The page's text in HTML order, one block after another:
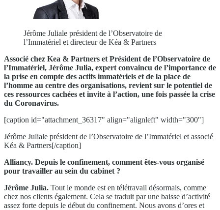
Jérôme Juliale président de l’Observatoire de
l’Immatériel et directeur de Kéa & Partners
Associé chez Kea & Partners et Président de l’Observatoire de
l’Immatériel, Jérôme Julia, expert convaincu de l’importance de
la prise en compte des actifs immatériels et de la place de
l’homme au centre des organisations, revient sur le potentiel de
ces ressources cachées et invite à l’action, une fois passée la crise
du Coronavirus.
[caption id="attachment_36317" align="alignleft" width="300"]
Jérôme Juliale président de l’Observatoire de l’Immatériel et associé
Kéa & Partners[/caption]
Alliancy. Depuis le confinement, comment êtes-vous organisé
pour travailler au sein du cabinet ?
Jérôme Julia. Tout le monde est en télétravail désormais, comme
chez nos clients également. Cela se traduit par une baisse d’activité
assez forte depuis le début du confinement. Nous avons d’ores et